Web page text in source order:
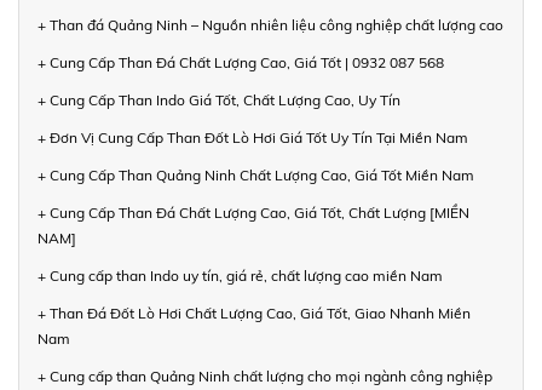
+ Than đá Quảng Ninh – Nguồn nhiên liệu công nghiệp chất lượng cao
+ Cung Cấp Than Đá Chất Lượng Cao, Giá Tốt | 0932 087 568
+ Cung Cấp Than Indo Giá Tốt, Chất Lượng Cao, Uy Tín
+ Đơn Vị Cung Cấp Than Đốt Lò Hơi Giá Tốt Uy Tín Tại Miền Nam
+ Cung Cấp Than Quảng Ninh Chất Lượng Cao, Giá Tốt Miền Nam
+ Cung Cấp Than Đá Chất Lượng Cao, Giá Tốt, Chất Lượng [MIỀN
NAM]
+ Cung cấp than Indo uy tín, giá rẻ, chất lượng cao miền Nam
+ Than Đá Đốt Lò Hơi Chất Lượng Cao, Giá Tốt, Giao Nhanh Miền
Nam
+ Cung cấp than Quảng Ninh chất lượng cho mọi ngành công nghiệp